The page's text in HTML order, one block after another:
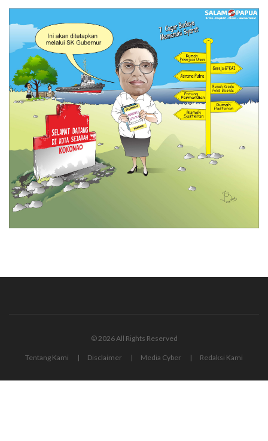
© 2026 All Rights Reserved
Tentang Kami Disclaimer Media Cyber Redaksi Kami